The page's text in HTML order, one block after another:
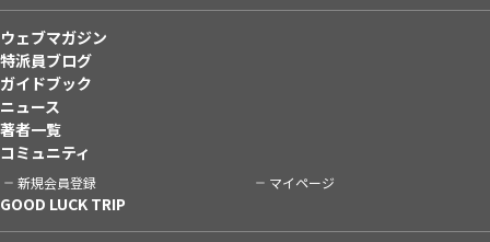
ウェブマガジン
特派員ブログ
ガイドブック
ニュース
著者一覧
コミュニティ
新規会員登録 マイページ
GOOD LUCK TRIP